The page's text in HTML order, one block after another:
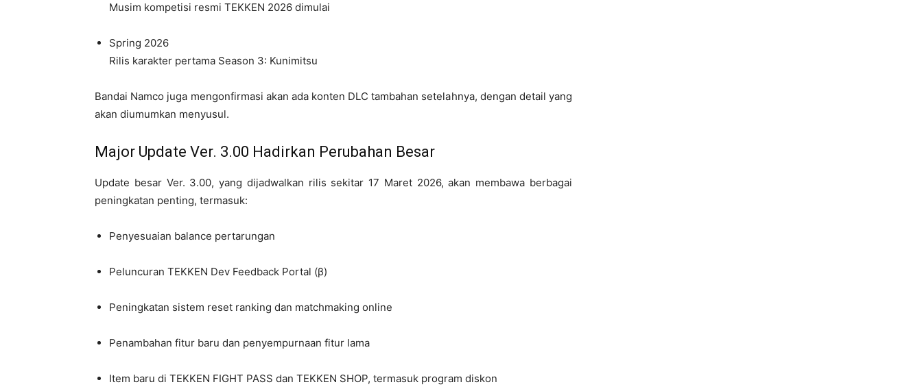
Musim kompetisi resmi TEKKEN 2026 dimulai
Spring 2026
Rilis karakter pertama Season 3: Kunimitsu
Bandai Namco juga mengonfirmasi akan ada konten DLC tambahan setelahnya, dengan detail yang
akan diumumkan menyusul.
Major Update Ver. 3.00 Hadirkan Perubahan Besar
Update besar Ver. 3.00, yang dijadwalkan rilis sekitar 17 Maret 2026, akan membawa berbagai
peningkatan penting, termasuk:
Penyesuaian balance pertarungan
Peluncuran TEKKEN Dev Feedback Portal (β)
Peningkatan sistem reset ranking dan matchmaking online
Penambahan fitur baru dan penyempurnaan fitur lama
Item baru di TEKKEN FIGHT PASS dan TEKKEN SHOP, termasuk program diskon